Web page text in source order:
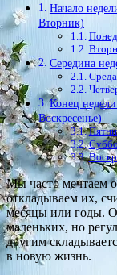
Начало
Вторник)
Середина
Конец
Воскресенье)
Мы часто мечтаем
откладываем их,
месяцы или годы.
маленьких, но
другим
в новую жизнь.